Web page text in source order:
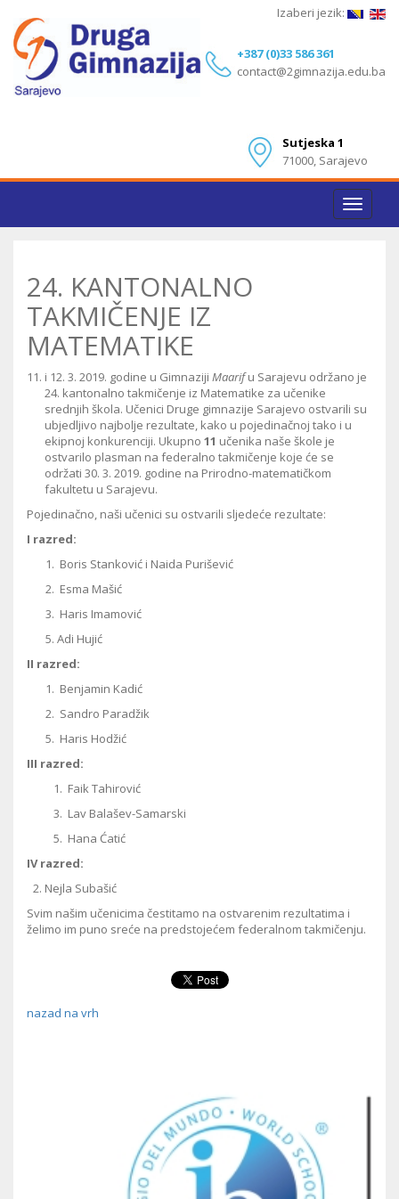
+387 (0)33 586 361
contact@2gimnazija.edu.ba
Sutjeska 1
71000, Sarajevo
Izaberi jezik:
Toggle
24. KANTONALNO
TAKMIČENJE IZ
MATEMATIKE
i 12. 3. 2019. godine u Gimnaziji Maarifu Sarajevu održano je
24. kantonalno takmičenje iz Matematike za učenike
srednjih škola. Učenici Druge gimnazije Sarajevo ostvarili su
ubjedljivo najbolje rezultate, kako u pojedinačnoj tako i u
ekipnoj konkurenciji. Ukupno 11 učenika naše škole je
ostvarilo plasman na federalno takmičenje koje će se
održati 30. 3. 2019. godine na Prirodno-matematičkom
fakultetu u Sarajevu.
Pojedinačno, naši učenici su ostvarili sljedeće rezultate:
I razred:
1. Boris Stanković i Naida Purišević
2. Esma Mašić
3. Haris Imamović
5. Adi Hujić
II razred:
1. Benjamin Kadić
2. Sandro Paradžik
5. Haris Hodžić
III razred:
1. Faik Tahirović
3. Lav Balašev-Samarski
5. Hana Ćatić
IV razred:
Nejla Subašić
Svim našim učenicima čestitamo na ostvarenim rezultatima i
želimo im puno sreće na predstojećem federalnom takmičenju.
nazad na vrh